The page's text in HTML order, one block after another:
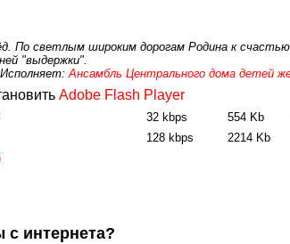
По светлым широким дорогам Родина к
"выдержки".
Исполняет:Ансамбль Центрального дома детей
Adobe Flash Player
32 kbps 554 Kb
128 kbps 2214 Kb
интернета?